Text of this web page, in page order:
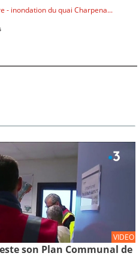
- inondation du quai Charpena...
VIDEO
son Plan Communal de